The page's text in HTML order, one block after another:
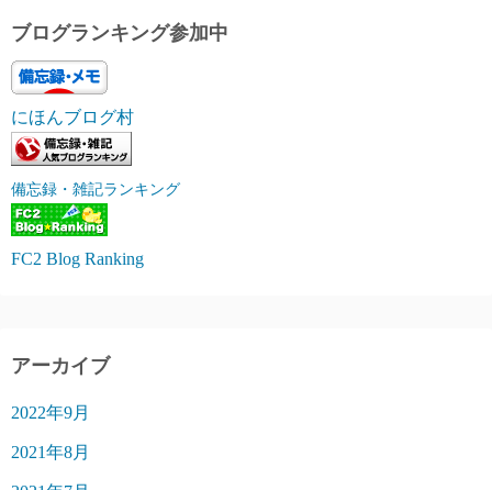
ブログランキング参加中
にほんブログ村
備忘録・雑記ランキング
FC2 Blog Ranking
アーカイブ
2022年9月
2021年8月